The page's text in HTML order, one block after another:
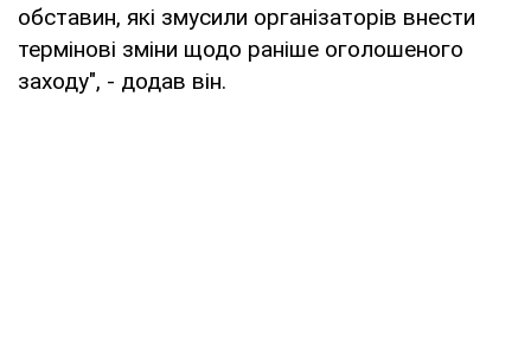
обставин, які змусили організаторів внести
термінові зміни щодо раніше оголошеного
заходу", - додав він.